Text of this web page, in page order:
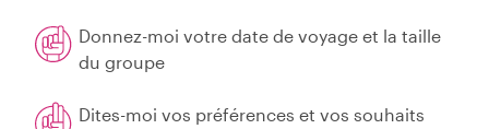
Donnez-moi votre date de voyage et la taille
du groupe
Dites-moi vos préférences et vos souhaits